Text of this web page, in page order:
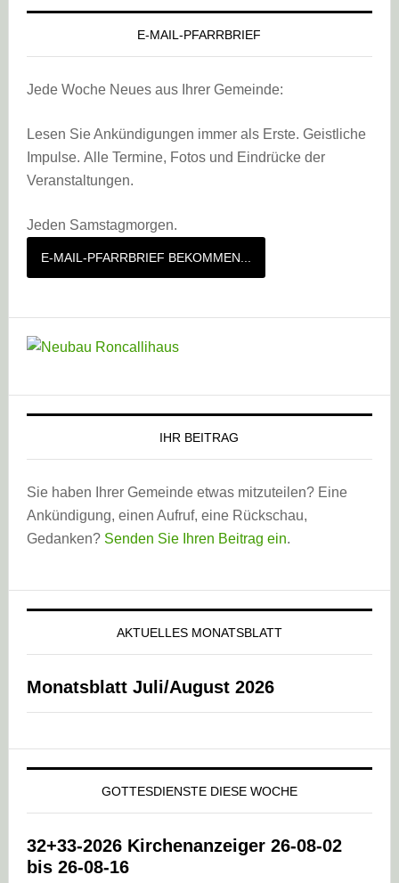
E-MAIL-PFARRBRIEF
Jede Woche Neues aus Ihrer Gemeinde:
Lesen Sie Ankündigungen immer als Erste. Geistliche
Impulse. Alle Termine, Fotos und Eindrücke der
Veranstaltungen.
Jeden Samstagmorgen.
E-MAIL-PFARRBRIEF BEKOMMEN...
IHR BEITRAG
Sie haben Ihrer Gemeinde etwas mitzuteilen? Eine
Ankündigung, einen Aufruf, eine Rückschau,
Gedanken? Senden Sie Ihren Beitrag ein.
AKTUELLES MONATSBLATT
Monatsblatt Juli/August 2026
GOTTESDIENSTE DIESE WOCHE
32+33-2026 Kirchenanzeiger 26-08-02
bis 26-08-16